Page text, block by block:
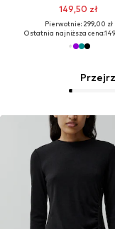
149,50 zł
Pierwotnie: 299,00 zł
Ostatnia najniższa cena: